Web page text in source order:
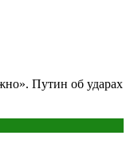
Путин об ударах